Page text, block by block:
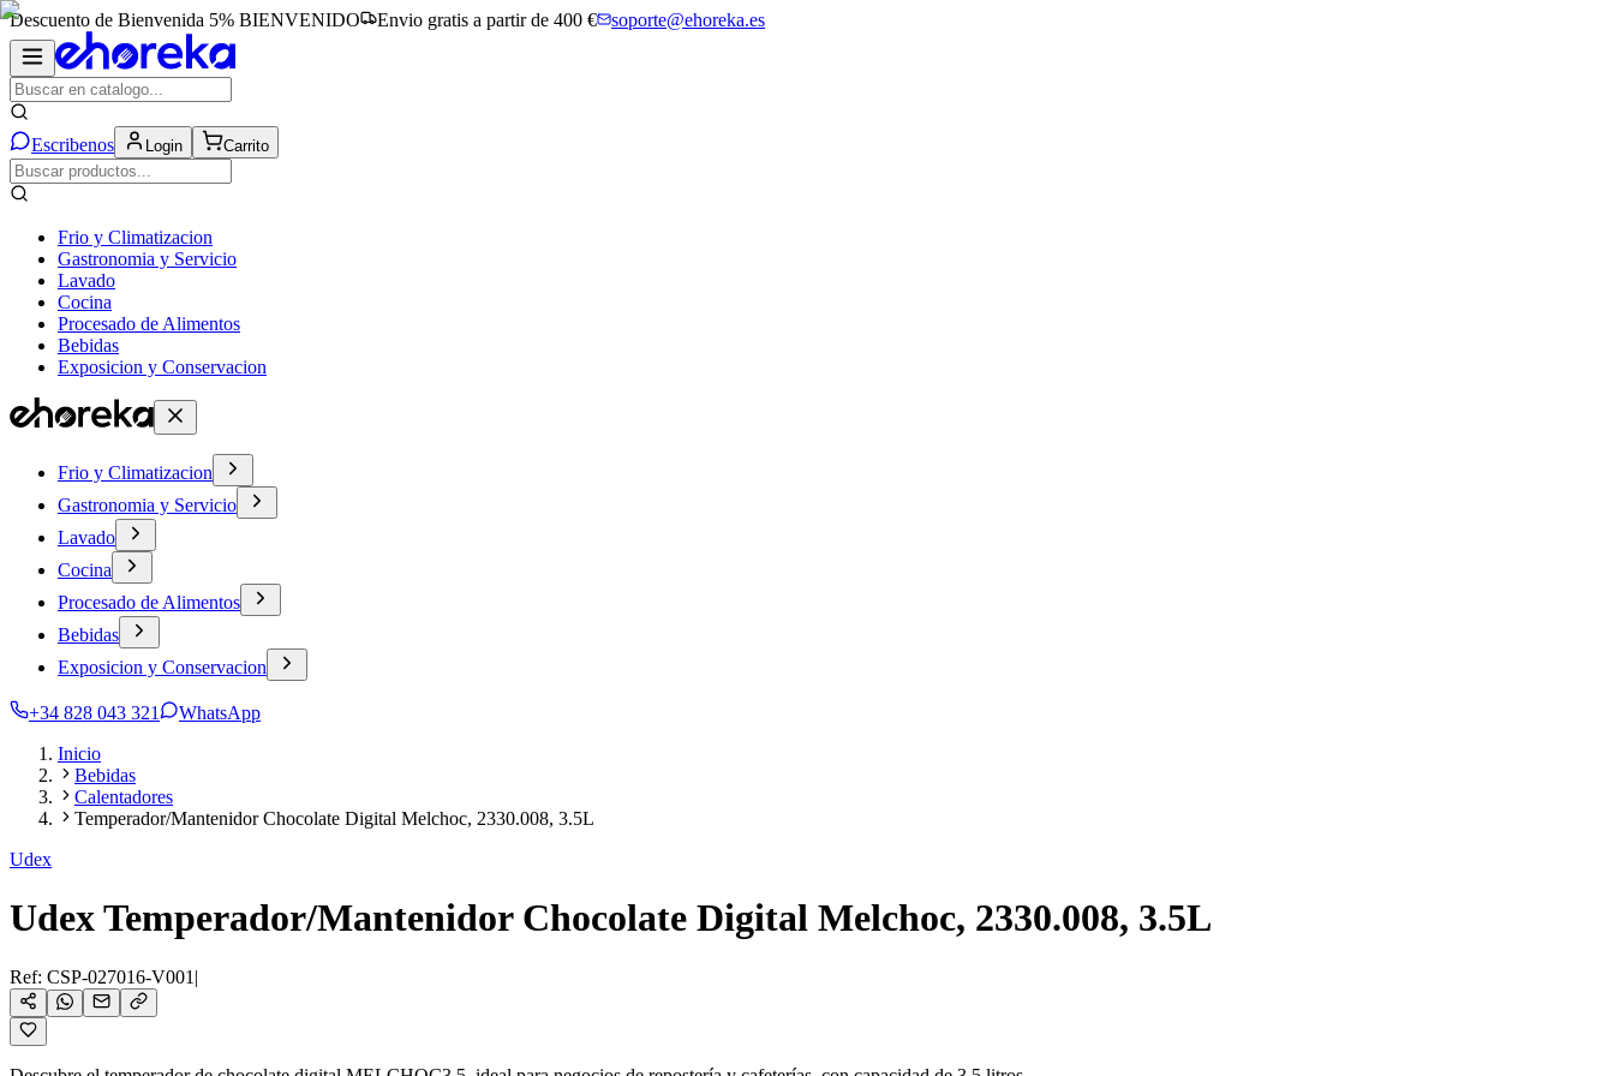
Descuento de Bienvenida 5% BIENVENIDO Envio gratis a partir de 400 € soporte@ehoreka.es
Escribenos Login Carrito
Frio y Climatizacion
Gastronomia y Servicio
Lavado
Cocina
Procesado de Alimentos
Bebidas
Exposicion y Conservacion
Frio y Climatizacion
Gastronomia y Servicio
Lavado
Cocina
Procesado de Alimentos
Bebidas
Exposicion y Conservacion
+34 828 043 321
WhatsApp
Inicio
Bebidas
Calentadores
Temperador/Mantenidor Chocolate Digital Melchoc, 2330.008, 3.5L
Udex
Udex Temperador/Mantenidor Chocolate Digital Melchoc, 2330.008, 3.5L
Ref: CSP-027016-V001 |